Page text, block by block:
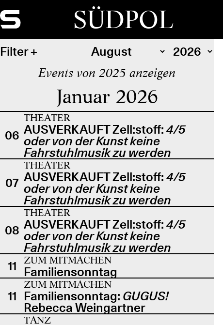
SÜDPOL
Filter
Events von 2025 anzeigen
Januar 2026
06
THEATER
AUSVERKAUFT Zell:stoff: 4/5
oder von der Kunst keine
Fahrstuhlmusik zu werden
07
THEATER
AUSVERKAUFT Zell:stoff: 4/5
oder von der Kunst keine
Fahrstuhlmusik zu werden
08
THEATER
AUSVERKAUFT Zell:stoff: 4/5
oder von der Kunst keine
Fahrstuhlmusik zu werden
11
ZUM MITMACHEN
Familiensonntag
11
ZUM MITMACHEN
Familiensonntag: GUGUS!
Rebecca Weingartner
TANZ